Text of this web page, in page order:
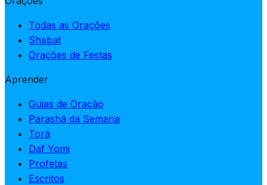
Todas as Orações
Shabat
Orações de Festas
Aprender
Guias de Oração
Parashá da Semana
Torá
Daf Yomi
Profetas
Escritos